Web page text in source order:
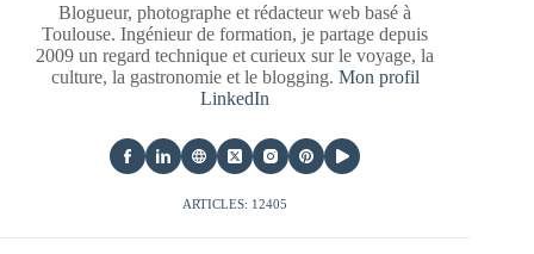
Blogueur, photographe et rédacteur web basé à
Toulouse. Ingénieur de formation, je partage depuis
2009 un regard technique et curieux sur le voyage, la
culture, la gastronomie et le blogging. Mon profil
LinkedIn
ARTICLES: 12405